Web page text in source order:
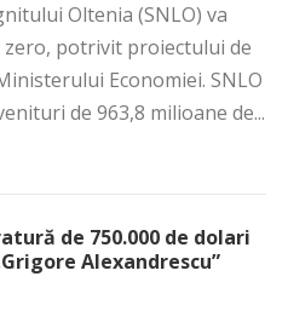
Oltenia (SNLO) va
potrivit proiectului de
Economiei. SNLO
de 963,8 milioane de...
de 750.000 de dolari
Alexandrescu”